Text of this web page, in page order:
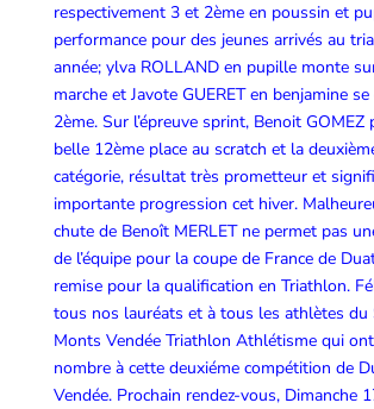
respectivement 3 et 2ème en poussin et
performance pour des jeunes arrivés au
année; ylva ROLLAND en pupille monte
marche et Javote GUERET en benjamine
2ème. Sur l’épreuve sprint, Benoit GOMEZ
belle 12ème place au scratch et la
catégorie, résultat très prometteur et
importante progression cet hiver.
chute de Benoît MERLET ne permet pas
de l’équipe pour la coupe de France de
remise pour la qualification en Triathlon.
tous nos lauréats et à tous les athlètes du
Monts Vendée Triathlon Athlétisme qui
nombre à cette deuxiéme compétition de
Vendée. Prochain rendez-vous, Dimanche